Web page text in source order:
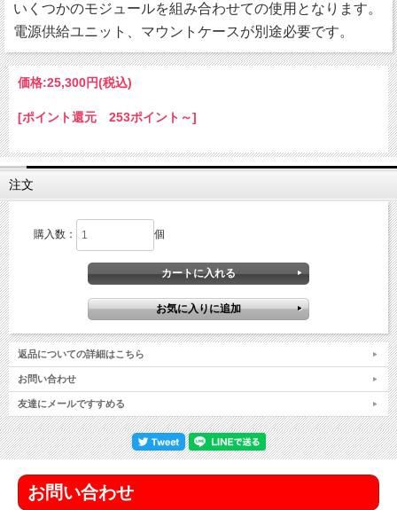
いくつかのモジュールを組み合わせての使用となります。
電源供給ユニット、マウントケースが別途必要です。
価格:25,300円(税込)
[ポイント還元 253ポイント～]
注文
購入数： 個
返品についての詳細はこちら
お問い合わせ
友達にメールですすめる
お問い合わせ